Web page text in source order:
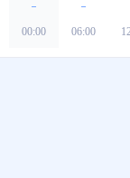
00:00 06:00